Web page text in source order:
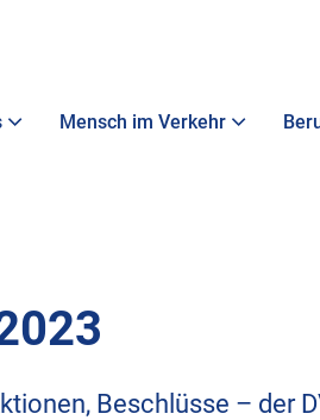
Mensch im Verkehr
Beschlüsse – der